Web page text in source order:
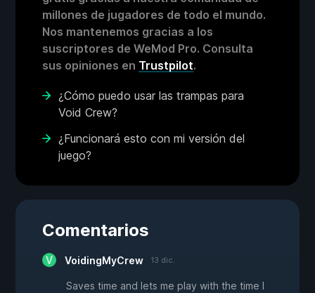
millones de jugadores de todo el mundo.
Nos mantenemos gracias a los
suscriptores de WeMod Pro. Consulta
sus opiniones en Trustpilot.
¿Cómo puedo usar las trampas para
Void Crew?
¿Funcionará esto con mi versión del
juego?
Comentarios
VoidingMyCrew 13 dic.
Saves time and lets me play with the time I